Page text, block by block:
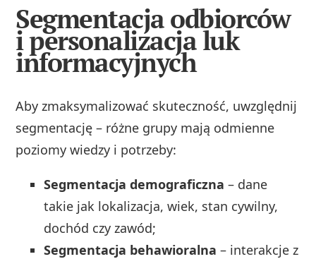
Segmentacja odbiorców
i personalizacja luk
informacyjnych
Aby zmaksymalizować skuteczność, uwzględnij
segmentację – różne grupy mają odmienne
poziomy wiedzy i potrzeby:
Segmentacja demograficzna – dane
takie jak lokalizacja, wiek, stan cywilny,
dochód czy zawód;
Segmentacja behawioralna – interakcje z